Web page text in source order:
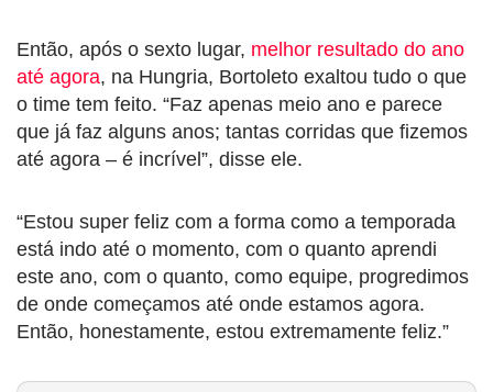
Então, após o sexto lugar, melhor resultado do ano
até agora, na Hungria, Bortoleto exaltou tudo o que
o time tem feito. “Faz apenas meio ano e parece
que já faz alguns anos; tantas corridas que fizemos
até agora – é incrível”, disse ele.
“Estou super feliz com a forma como a temporada
está indo até o momento, com o quanto aprendi
este ano, com o quanto, como equipe, progredimos
de onde começamos até onde estamos agora.
Então, honestamente, estou extremamente feliz.”